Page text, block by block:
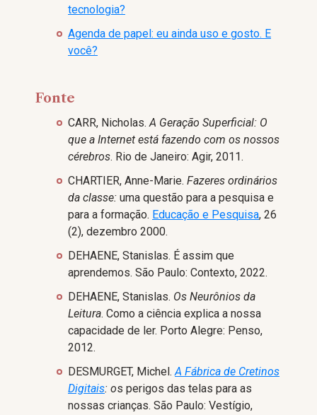
tecnologia?
Agenda de papel: eu ainda uso e gosto. E
você?
Fonte
CARR, Nicholas.A Geração Superficial: O
que a Internet está fazendo com os nossos
cérebros. Rio de Janeiro: Agir, 2011.
CHARTIER, Anne-Marie. Fazeres ordinários
da classe: uma questão para a pesquisa e
para a formação. Educação e Pesquisa, 26
(2), dezembro 2000.
DEHAENE, Stanislas. É assim que
aprendemos. São Paulo: Contexto, 2022.
DEHAENE, Stanislas. Os Neurônios da
Leitura. Como a ciência explica a nossa
capacidade de ler. Porto Alegre: Penso,
2012.
DESMURGET, Michel.A Fábrica de Cretinos
Digitais: os perigos das telas para as
nossas crianças. São Paulo: Vestígio,